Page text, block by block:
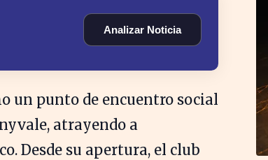
Analizar Noticia
un punto de encuentro social
atrayendo a
Desde su apertura, el club